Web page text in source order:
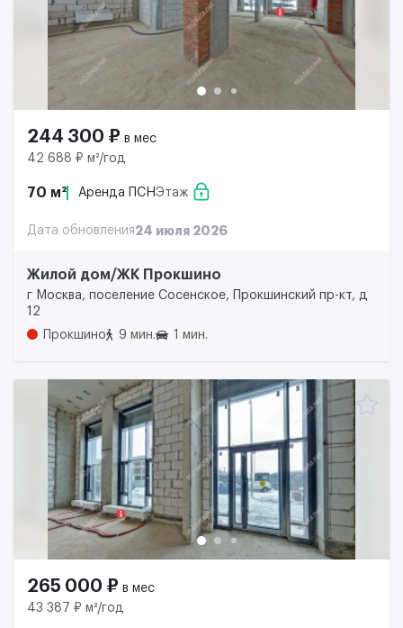
244 300 ₽ в мес
42 688 ₽ м²/год
70 м² Аренда ПСНЭтаж
Дата обновления24 июля 2026
Жилой дом/ЖК Прокшино
г Москва, поселение Сосенское, Прокшинский пр-кт, д
12
Прокшино
9 мин. 1 мин.
265 000 ₽ в мес
43 387 ₽ м²/год